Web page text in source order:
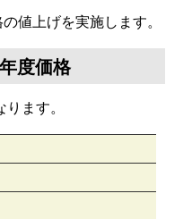
値上げを実施します。
度価格
ます。